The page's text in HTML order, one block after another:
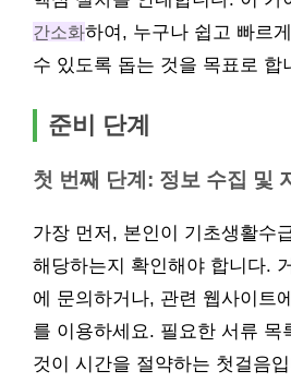
간소화하여, 누구나 쉽고 빠르
수 있도록 돕는 것을 목표로 합
준비 단계
첫 번째 단계: 정보 수집 및
가장 먼저, 본인이 기초생활수
해당하는지 확인해야 합니다.
에 문의하거나, 관련 웹사이트
를 이용하세요. 필요한 서류 목
것이 시간을 절약하는 첫걸음